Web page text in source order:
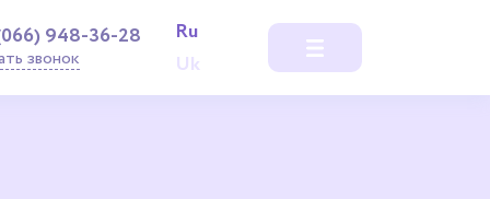
948-36-28
звонок
Ru
Uk